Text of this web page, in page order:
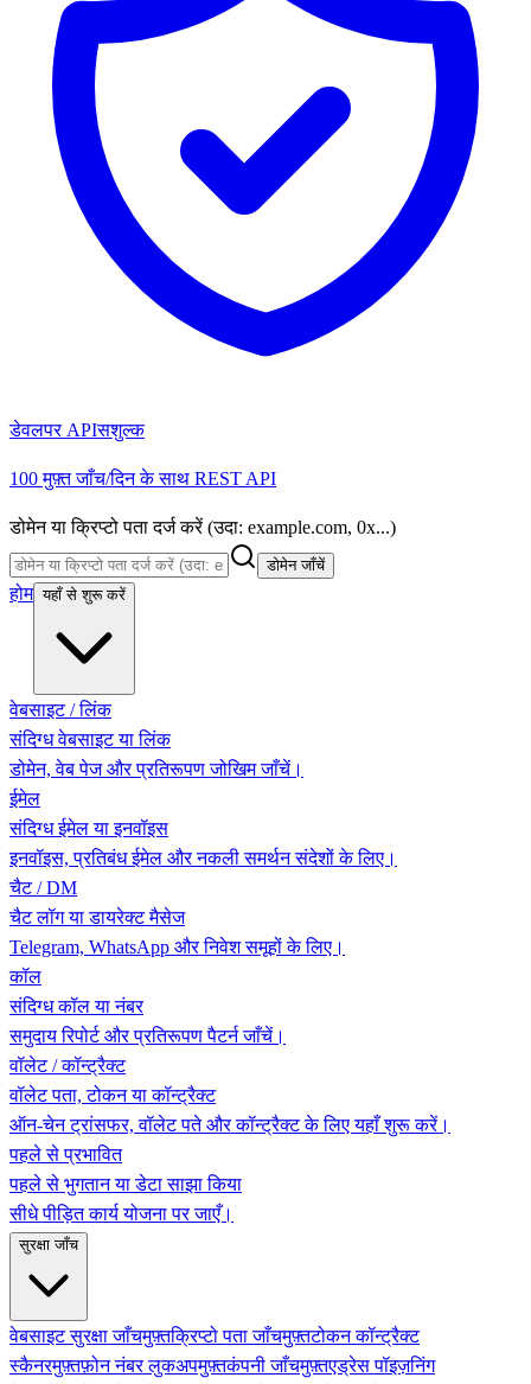
डेवलपर APIसशुल्क
100 मुफ़्त जाँच/दिन के साथ REST API
डोमेन या क्रिप्टो पता दर्ज करें (उदा: example.com, 0x...)
डोमेन जाँचें
होम यहाँ से शुरू करें
वेबसाइट / लिंक
संदिग्ध वेबसाइट या लिंक
डोमेन, वेब पेज और प्रतिरूपण जोखिम जाँचें।
ईमेल
संदिग्ध ईमेल या इनवॉइस
इनवॉइस, प्रतिबंध ईमेल और नकली समर्थन संदेशों के लिए।
चैट / DM
चैट लॉग या डायरेक्ट मैसेज
Telegram, WhatsApp और निवेश समूहों के लिए।
कॉल
संदिग्ध कॉल या नंबर
समुदाय रिपोर्ट और प्रतिरूपण पैटर्न जाँचें।
वॉलेट / कॉन्ट्रैक्ट
वॉलेट पता, टोकन या कॉन्ट्रैक्ट
ऑन-चेन ट्रांसफर, वॉलेट पते और कॉन्ट्रैक्ट के लिए यहाँ शुरू करें।
पहले से प्रभावित
पहले से भुगतान या डेटा साझा किया
सीधे पीड़ित कार्य योजना पर जाएँ।
सुरक्षा जाँच
वेबसाइट सुरक्षा जाँचमुफ़्तक्रिप्टो पता जाँचमुफ़्तटोकन कॉन्ट्रैक्ट
स्कैनरमुफ़्तफ़ोन नंबर लुकअपमुफ़्तकंपनी जाँचमुफ़्तएड्रेस पॉइज़निंग